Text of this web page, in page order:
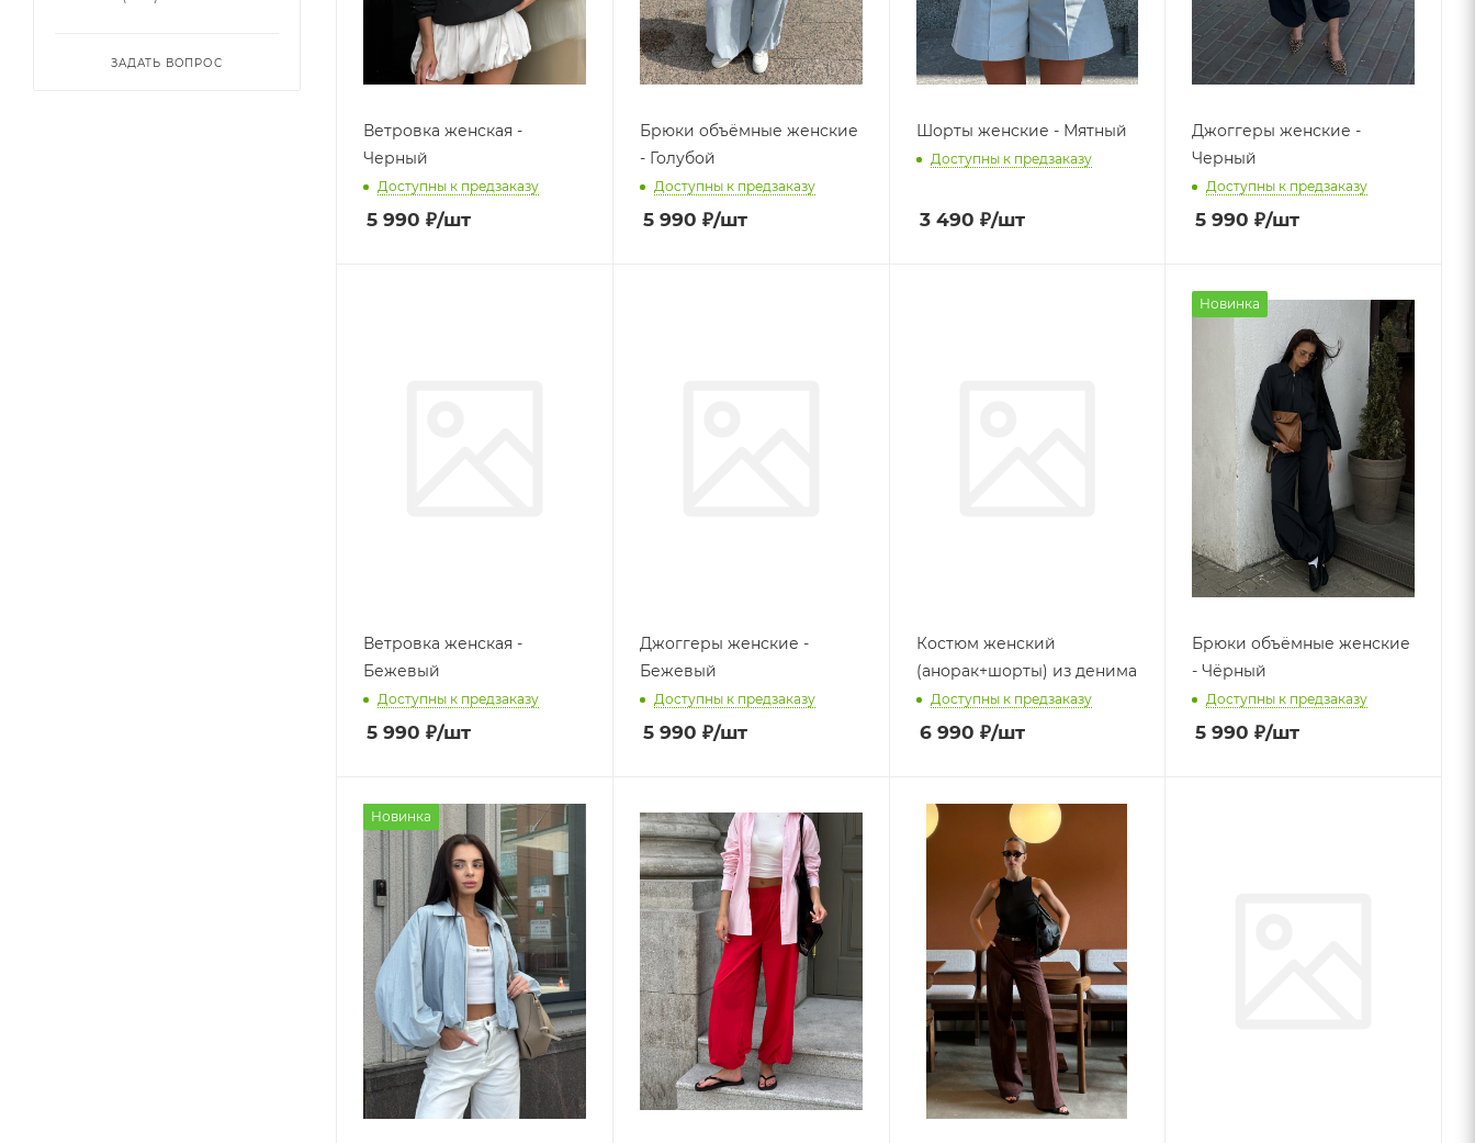
Ветровка женская -
Черный
Доступны к предзаказу
5 990 ₽/шт
Брюки объёмные женские
- Голубой
Доступны к предзаказу
5 990 ₽/шт
Шорты женские - Мятный
Доступны к предзаказу
3 490 ₽/шт
Джоггеры женские -
Черный
Доступны к предзаказу
5 990 ₽/шт
Ветровка женская -
Бежевый
Доступны к предзаказу
5 990 ₽/шт
Джоггеры женские -
Бежевый
Доступны к предзаказу
5 990 ₽/шт
Костюм женский
(анорак+шорты) из денима
Доступны к предзаказу
6 990 ₽/шт
Новинка
Брюки объёмные женские
- Чёрный
Доступны к предзаказу
5 990 ₽/шт
Новинка
ЗАДАТЬ ВОПРОС